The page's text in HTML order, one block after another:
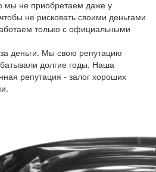
мы не приобретаем даже у
не рисковать своими деньгами
только с официальными
деньги. Мы свою репутацию
долгие годы. Наша
репутация - залог хороших